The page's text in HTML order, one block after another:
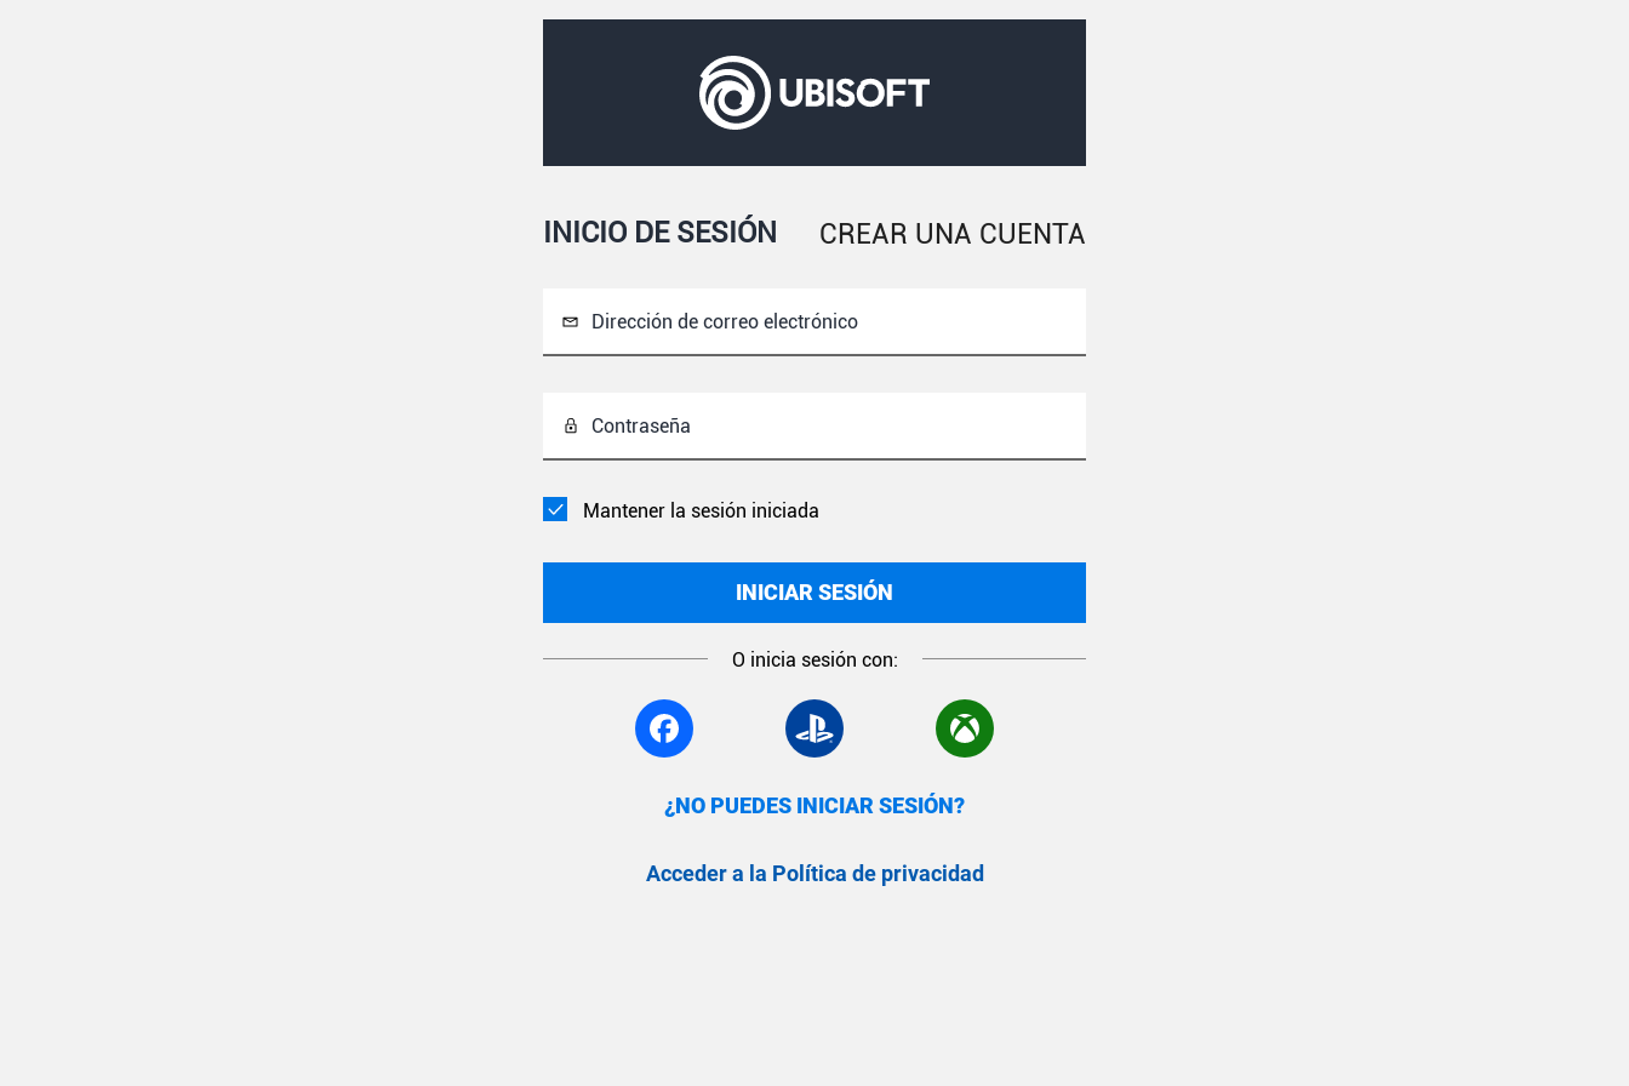
INICIO DE SESIÓN CREAR UNA CUENTA
Dirección de correo electrónico
Contraseña
Mantener la sesión iniciada
INICIAR SESIÓN
O inicia sesión con:
¿NO PUEDES INICIAR SESIÓN?
Acceder a la Política de privacidad